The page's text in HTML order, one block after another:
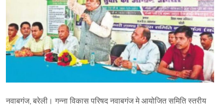
नवाबगंज, बरेली। गन्ना विकास परिषद नवाबगंज मे आयोजित समिति स्तरीय